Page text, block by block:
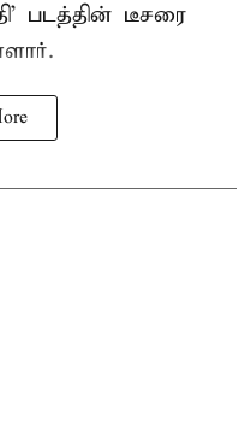
படத்தின் டீசரை